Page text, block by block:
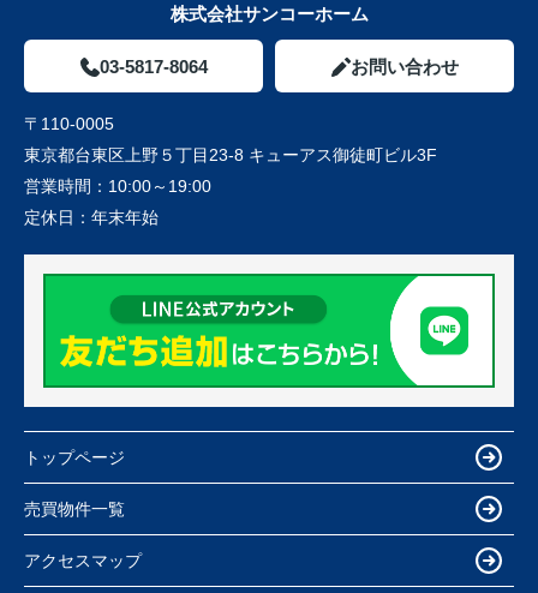
株式会社サンコーホーム
03-5817-8064 お問い合わせ
〒110-0005
東京都台東区上野５丁目23-8 キューアス御徒町ビル3F
営業時間： 10:00～19:00
定休日： 年末年始
トップページ
売買物件一覧
アクセスマップ